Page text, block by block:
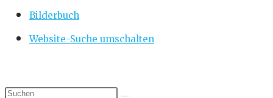
Bilderbuch
Website-Suche umschalten